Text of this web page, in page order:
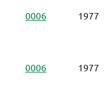
0006 1977
0006
1977